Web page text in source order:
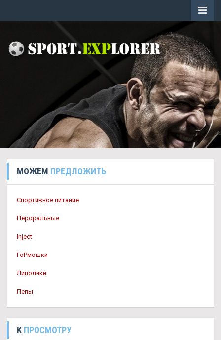
МОЖЕМ ПРЕДЛОЖИТЬ
Спортивное питание
Пероральные
Inject
ГоРмошки
Липолики
Пепы
К ПРОСМОТРУ